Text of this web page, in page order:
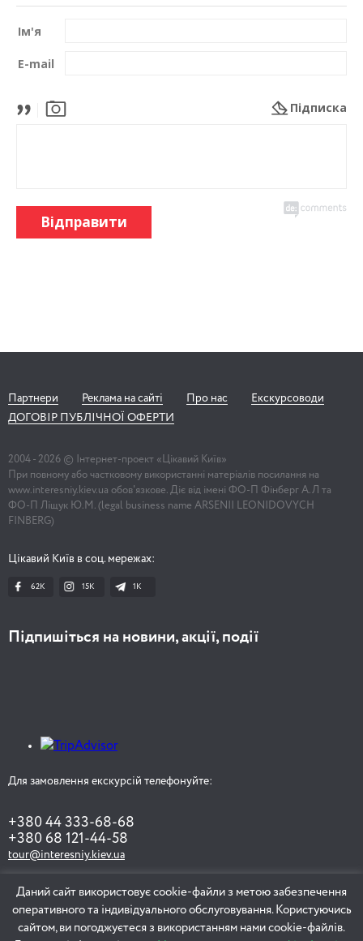
Ім'я
E-mail
Підписка
Відправити
Партнери Реклама на сайті Про нас
Екскурсоводи
ДОГОВІР ПУБЛІЧНОЇ ОФЕРТИ
2004 - 2026 © Інтернет-проект «Цікавий Київ»
При повному або частковому використанні матеріалів посилання на
www.interesniy.kiev.ua обов'язкове. Діє від імені ФО-П Фінберг А.Л та
ФО-П Ліщук Ю.М. (legal business name ARSENII LEONIDOVYCH
FINBERG)
Цікавий Київ в соц. мережах:
62K 15K 1К
Підпишіться на новини, акції, події
Для замовлення екскурсій телефонуйте:
+380 44 333-68-68
+380 68 121-44-58
tour@interesniy.kiev.ua
ЗАМОВИТИ ЕКСКУРСІЮ
Даний сайт використовує cookie-файли з метою забезпечення
оперативного та індивідуального обслуговування. Користуючись
сайтом, ви погоджуєтеся з використанням нами cookie-файлів.